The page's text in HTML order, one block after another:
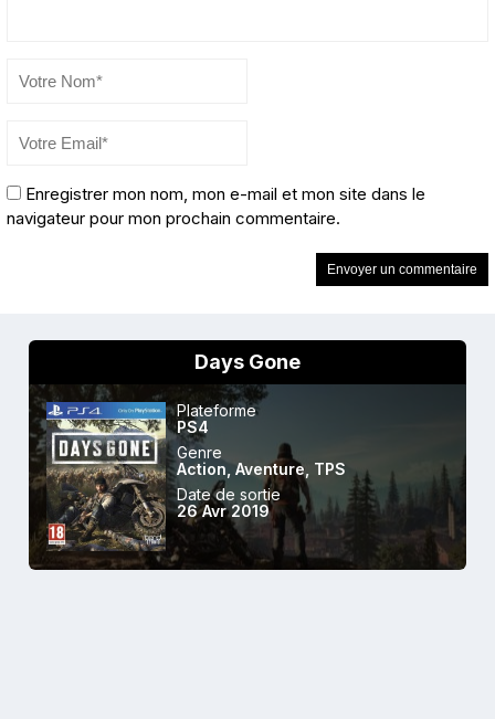
Enregistrer mon nom, mon e-mail et mon site dans le
navigateur pour mon prochain commentaire.
Days Gone
Plateforme
PS4
Genre
Action ,Aventure TPS
Date de sortie
26 Avr 2019